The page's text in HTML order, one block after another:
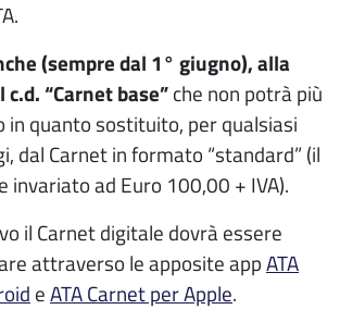
(sempre dal 1° giugno), alla
“Carnet base”che non potrà più
in quanto sostituito, per qualsiasi
dal Carnet in formato “standard” (il
invariato ad Euro 100,00 + IVA).
il Carnet digitale dovrà essere
attraverso le apposite appATA
eATA Carnet per Apple.